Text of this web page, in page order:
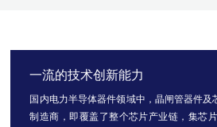
一流的技术创新能力
国内电力半导体器件领域中，晶闸管器件及
制造商，即覆盖了整个芯片产业链，集芯